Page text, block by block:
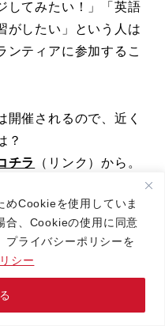
めCookieを使用していま
合、Cookieの使用に同意
プライバシーポリシーを
シー
してみたい！」「英語
がしたい」という人は
ンティアに参加するこ
開催されるので、近く
？
チラ （リンク）から。
ウントの入口があるの
会」カレンダーや情報
」もあるので要チェッ